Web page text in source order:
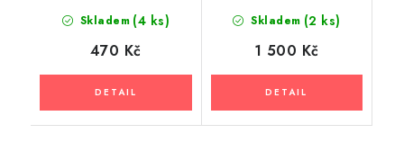
Skladem (4 ks)
470 Kč
Skladem (2 ks)
1 500 Kč